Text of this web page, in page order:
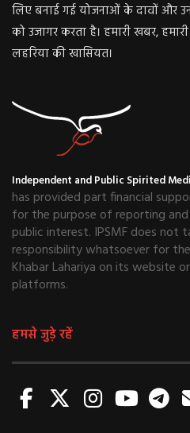
लिए बनाई गई योजनाओं के दावों और
को उजागर करता है। हमारी खबर,
लहरिया की खासियत।
Independent and Public Spirited
has provided part financial
for the purpose of reporting
public interest. IPSMF does not
responsibility whatsoever for
Khabar Lahariya on its website
platforms.
हमसे जुड़े रहें